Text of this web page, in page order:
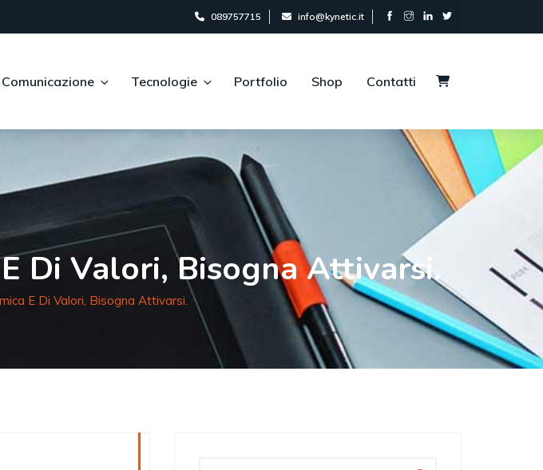
089757715 info@kynetic.it
Comunicazione Tecnologie Portfolio Shop Contatti
Di Valori, Bisogna Attivarsi.
E Di Valori, Bisogna Attivarsi.